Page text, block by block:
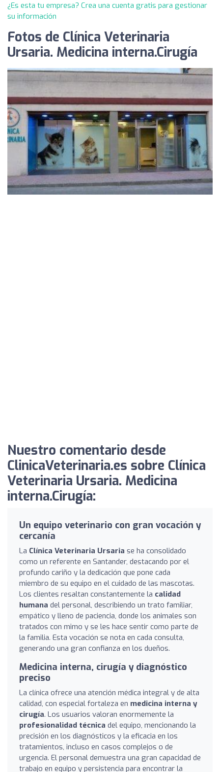
¿Es esta tu empresa? Crea una cuenta gratis para gestionar
su información
Fotos de Clínica Veterinaria
Ursaria. Medicina interna.Cirugía
Nuestro comentario desde
ClinicaVeterinaria.es sobre Clínica
Veterinaria Ursaria. Medicina
interna.Cirugía:
Un equipo veterinario con gran vocación y
cercanía
La Clínica Veterinaria Ursaria se ha consolidado
como un referente en Santander, destacando por el
profundo cariño y la dedicación que pone cada
miembro de su equipo en el cuidado de las mascotas.
Los clientes resaltan constantemente la calidad
humana del personal, describiendo un trato familiar,
empático y lleno de paciencia, donde los animales son
tratados con mimo y se les hace sentir como parte de
la familia. Esta vocación se nota en cada consulta,
generando una gran confianza en los dueños.
Medicina interna, cirugía y diagnóstico
preciso
La clínica ofrece una atención médica integral y de alta
calidad, con especial fortaleza en medicina interna y
cirugía. Los usuarios valoran enormemente la
profesionalidad técnica del equipo, mencionando la
precisión en los diagnósticos y la eficacia en los
tratamientos, incluso en casos complejos o de
urgencia. El personal demuestra una gran capacidad de
trabajo en equipo y persistencia para encontrar la